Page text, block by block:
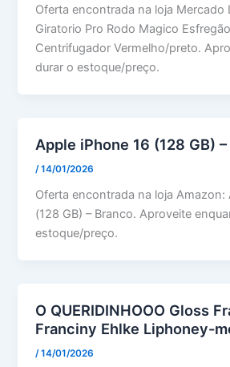
Oferta encontrada na loja Mercado
Giratorio Pro Rodo Magico
Centrifugador Vermelho/preto.
durar o estoque/preço.
Apple iPhone 16 (128 GB)
/14/01/2026
Oferta encontrada na loja Amazon:
(128 GB) – Branco. Aproveite
estoque/preço.
O QUERIDINHOOO Gloss
Franciny Ehlke Liphoney-
/14/01/2026